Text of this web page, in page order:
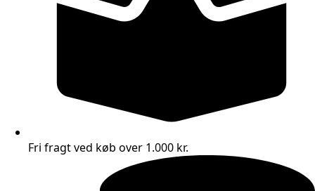
Fri fragt ved køb over 1.000 kr.